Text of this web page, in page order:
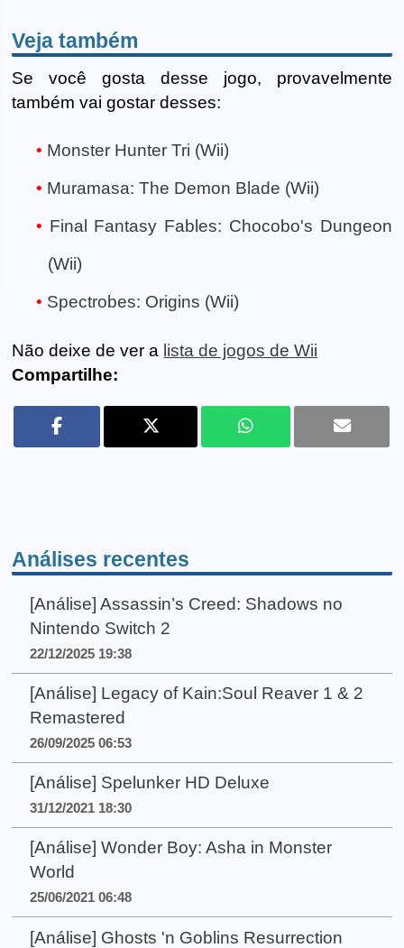
Veja também
Se você gosta desse jogo, provavelmente
também vai gostar desses:
Monster Hunter Tri (Wii)
Muramasa: The Demon Blade (Wii)
Final Fantasy Fables: Chocobo's Dungeon
(Wii)
Spectrobes: Origins (Wii)
Não deixe de ver a lista de jogos de Wii
Compartilhe:
Análises recentes
[Análise] Assassin’s Creed: Shadows no
Nintendo Switch 2
22/12/2025 19:38
[Análise] Legacy of Kain:Soul Reaver 1 & 2
Remastered
26/09/2025 06:53
[Análise] Spelunker HD Deluxe
31/12/2021 18:30
[Análise] Wonder Boy: Asha in Monster
World
25/06/2021 06:48
[Análise] Ghosts 'n Goblins Resurrection